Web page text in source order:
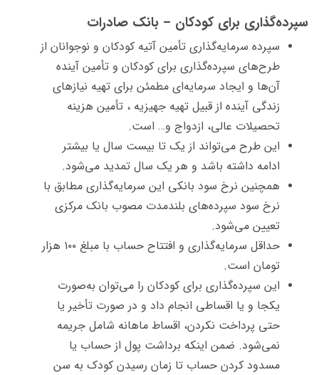
سپرده‌گذاری برای کودکان – بانک صادرات
سپرده سرمایه‌گذاری تأمین آتیه کودکان و نوجوانان از
طرح‌های سپرده‌گذاری برای کودکان و تأمين آینده
آن‌ها و ايجاد سرمایه‌ای مطمئن برای تهيه نيازهای
زندگی آينده از قبيل تهيه جهيزيه ، تأمين هزينه
تحصيلات عالی، ازدواج و… است.
اين طرح می‌تواند از يک تا بيست سال يا بيشتر
ادامه داشته باشد و هر یک سال تمدید می‌شود.
همچنین نرخ سود بانکی اين سرمایه‌گذاری مطابق با
نرخ سود سپرده‌های بلندمدت مصوب بانک مرکزی
تعيين می‌شود.
حداقل سرمایه‌گذاری و افتتاح حساب با مبلغ ۱۰۰ هزار
تومان است.
این سپرده‌گذاری برای کودکان را می‌توان به‌صورت
یکجا و یا اقساطی انجام داد و در صورت تأخیر یا
حتی پرداخت نکردن، اقساط ماهانه شامل جریمه
نمی‌شود. ضمن اینکه برداشت پول از حساب یا
مسدود کردن حساب تا زمان رسیدن کودک به سن